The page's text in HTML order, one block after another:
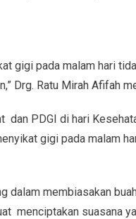
gigi pada malam hari
Drg. Ratu Mirah Afifah
dan PDGI di hari
gigi pada malam
dalam membiasakan
menciptakan suasana